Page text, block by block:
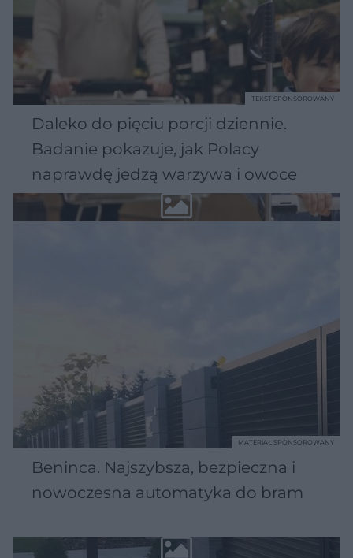
Daleko do pięciu porcji dziennie.
Badanie pokazuje, jak Polacy
naprawdę jedzą warzywa i owoce
TEKST SPONSOROWANY
Beninca. Najszybsza, bezpieczna i
nowoczesna automatyka do bram
MATERIAŁ SPONSOROWANY